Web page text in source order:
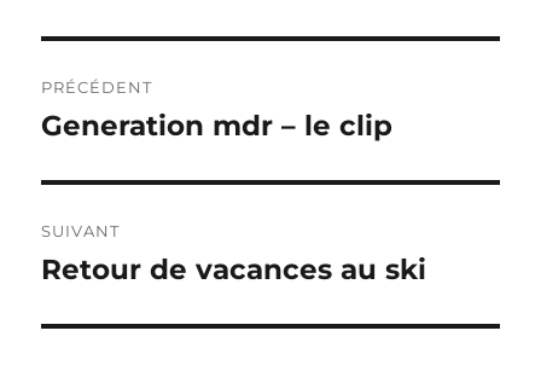
de
PRÉCÉDENT
Publication
Generation mdr – le clip
SUIVANT
Publication
Retour de vacances au ski